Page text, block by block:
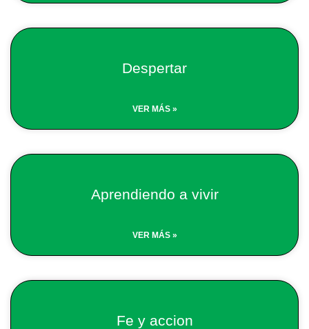
Despertar
VER MÁS »
Aprendiendo a vivir
VER MÁS »
Fe y accion